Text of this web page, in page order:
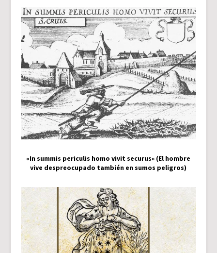
«In summis periculis homo vivit securus» (El hombre
vive despreocupado también en sumos peligros)